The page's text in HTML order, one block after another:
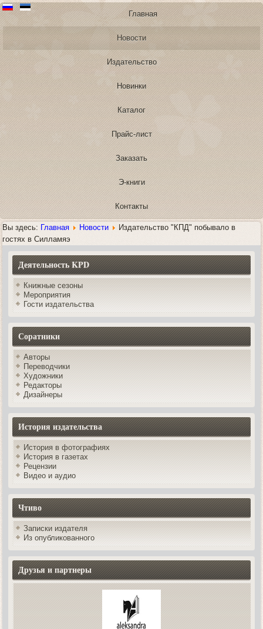
Главная
Новости
Издательство
Новинки
Каталог
Прайс-лист
Заказать
Э-книги
Контакты
Вы здесь: Главная Новости
Издательство "КПД" побывало в
гостях в Силламяэ
Деятельность KPD
Книжные сезоны
Мероприятия
Гости издательства
Соратники
Авторы
Переводчики
Художники
Редакторы
Дизайнеры
История издательства
История в фотографиях
История в газетах
Рецензии
Видео и аудио
Чтиво
Записки издателя
Из опубликованного
Друзья и партнеры